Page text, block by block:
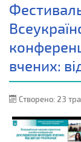
вчених:
Створено: 23